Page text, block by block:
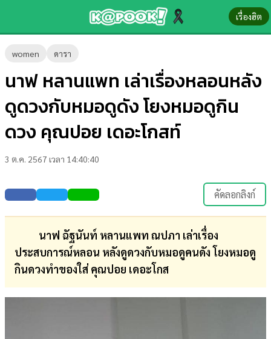
เรื่องฮิต
women ดารา
นาฟ หลานแพท เล่าเรื่องหลอนหลัง
ดูดวงกับหมอดูดัง โยงหมอดูกิน
ดวง คุณปอย เดอะโกสท์
3 ต.ค. 2567 เวลา 14:40:40
คัดลอกลิงก์
นาฟ ฉัฐนันท์ หลานแพท ณปภา เล่าเรื่อง
ประสบการณ์หลอน หลังดูดวงกับหมอดูคนดัง โยงหมอดู
กินดวงทำของใส่ คุณปอย เดอะโกส
ข่าว-
ความ
รู้
บันเทิง
ตรวจ
หวย
บอล
สด